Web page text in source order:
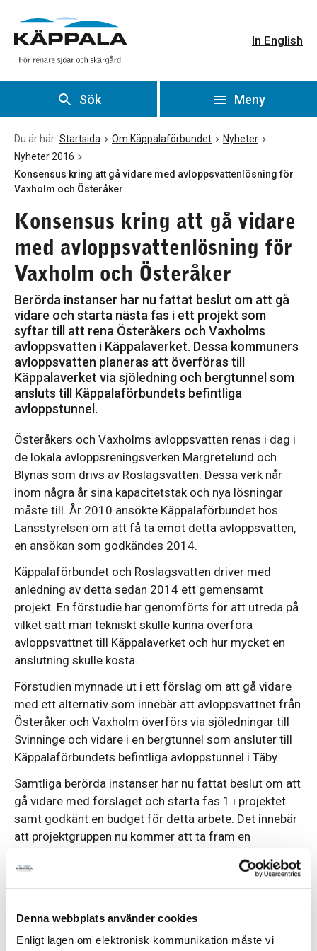
Denna webbplats använder cookies
Enligt lagen om elektronisk kommunikation måste vi
In English
Sök Meny
Du är här: Startsida Om Käppalaförbundet
Nyheter
Nyheter 2016
Konsensus kring att gå vidare med avloppsvattenlösning för
Vaxholm och Österåker
Konsensus kring att gå vidare
med avloppsvattenlösning för
Vaxholm och Österåker
Berörda instanser har nu fattat beslut om att gå
vidare och starta nästa fas i ett projekt som
syftar till att rena Österåkers och Vaxholms
avloppsvatten i Käppalaverket. Dessa kommuners
avloppsvatten planeras att överföras till
Käppalaverket via sjöledning och bergtunnel som
ansluts till Käppalaförbundets befintliga
avloppstunnel.
Österåkers och Vaxholms avloppsvatten renas i dag i
de lokala avloppsreningsverken Margretelund och
Blynäs som drivs av Roslagsvatten. Dessa verk når
inom några år sina kapacitetstak och nya lösningar
måste till. År 2010 ansökte Käppalaförbundet hos
Länsstyrelsen om att få ta emot detta avloppsvatten,
en ansökan som godkändes 2014.
Käppalaförbundet och Roslagsvatten driver med
anledning av detta sedan 2014 ett gemensamt
projekt. En förstudie har genomförts för att utreda på
vilket sätt man tekniskt skulle kunna överföra
avloppsvattnet till Käppalaverket och hur mycket en
anslutning skulle kosta.
Förstudien mynnade ut i ett förslag om att gå vidare
med ett alternativ som innebär att avloppsvattnet från
Österåker och Vaxholm överförs via sjöledningar till
Svinninge och vidare i en bergtunnel som ansluter till
Käppalaförbundets befintliga avloppstunnel i Täby.
Samtliga berörda instanser har nu fattat beslut om att
gå vidare med förslaget och starta fas 1 i projektet
samt godkänt en budget för detta arbete. Det innebär
att projektgruppen nu kommer att ta fram en
funktion och geografisk placering av anläggningarna),
genomföra förundersökningar, ta fram en
till Mark- och miljödomstolen samt förbereda för
medlemskap för Vaxholm och Österåker i